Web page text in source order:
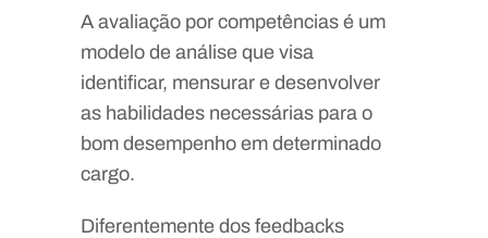
A avaliação por competências é um
modelo de análise que visa
identificar, mensurar e desenvolver
as habilidades necessárias para o
bom desempenho em determinado
cargo.
Diferentemente dos feedbacks